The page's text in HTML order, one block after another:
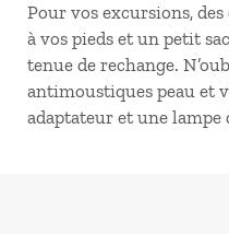
Pour vos excursions,
à vos pieds et un petit
tenue de rechange.
antimoustiques peau et
adaptateur et une lampe